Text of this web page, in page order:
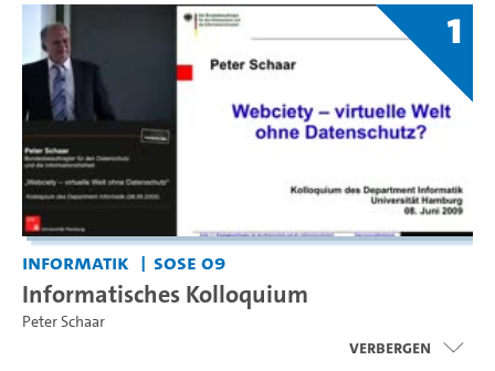
1
Informatik SoSe 09
Informatisches Kolloquium
Peter Schaar
Verbergen